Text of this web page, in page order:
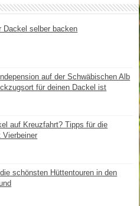
Dackel selber backen
auf der Schwäbischen Alb
für deinen Dackel ist
auf Kreuzfahrt? Tipps für die
Vierbeiner
schönsten Hüttentouren in den